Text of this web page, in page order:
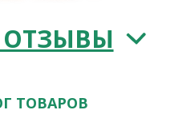
ТОВАРОВ